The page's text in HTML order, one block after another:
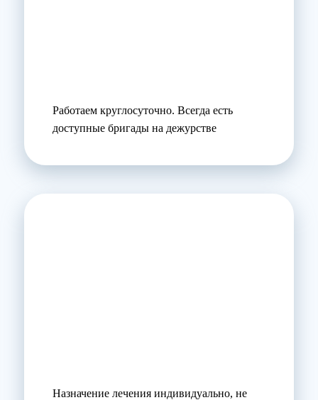
Работаем круглосуточно. Всегда есть
доступные бригады на дежурстве
Назначение лечения индивидуально, не